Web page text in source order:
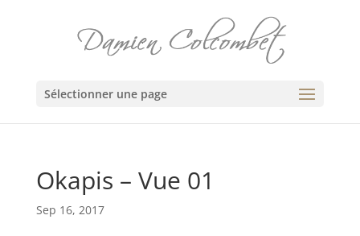
Sélectionner une page
Okapis – Vue 01
Sep 16, 2017